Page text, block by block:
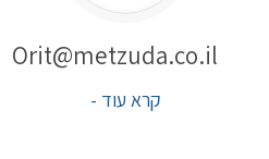
Orit@metzuda.co.il
קרא עוד -